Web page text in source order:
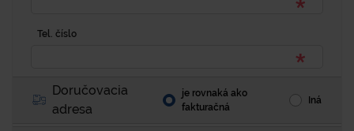
Tel. číslo
Doručovacia
adresa
je rovnaká ako
fakturačná
Iná